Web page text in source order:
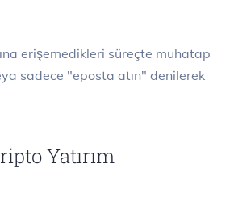
erişemedikleri süreçte muhatap
sadece "eposta atın" denilerek
Yatırım